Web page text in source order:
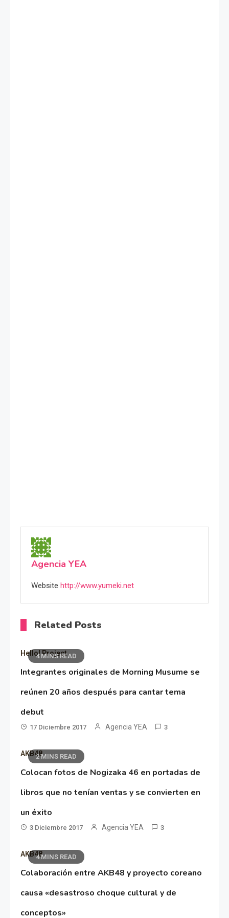
Agencia YEA
Website http://www.yumeki.net
Related Posts
4 MINS READ
Hello! Project
Integrantes originales de Morning Musume se
reúnen 20 años después para cantar tema
debut
17 Diciembre 2017 Agencia YEA 3
2 MINS READ
AKB48
Colocan fotos de Nogizaka 46 en portadas de
libros que no tenían ventas y se convierten en
un éxito
3 Diciembre 2017 Agencia YEA 3
4 MINS READ
AKB48
Colaboración entre AKB48 y proyecto coreano
causa «desastroso choque cultural y de
conceptos»